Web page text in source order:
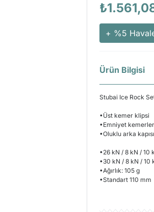
+ %5
Ürün Bilgisi
Stubai Ice Rock
•Üst kemer klipsi
•Emniyet
•Oluklu arka
•26 kN / 8 kN / 10
•30 kN / 8 kN / 10
•Ağırlık: 105 g
•Standart 110 mm